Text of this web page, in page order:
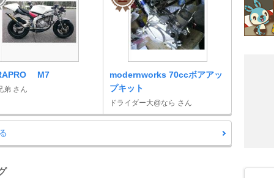
M7
弟 さん
modernworks 70ccボアアッ
プキット
ドライダー大@なら さん